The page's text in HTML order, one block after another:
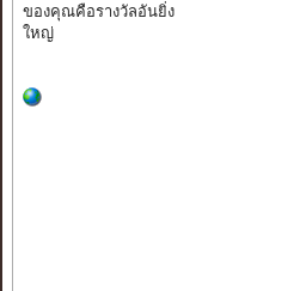
ของคุณคือรางวัลอันยิ่ง
ใหญ่